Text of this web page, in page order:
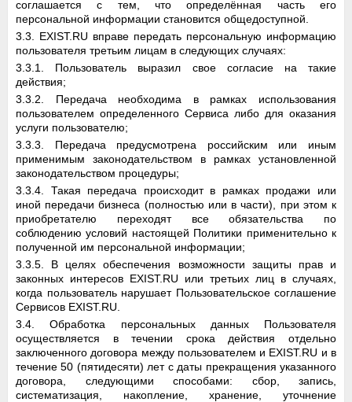
соглашается с тем, что определённая часть его
персональной информации становится общедоступной.
3.3. EXIST.RU вправе передать персональную информацию
пользователя третьим лицам в следующих случаях:
3.3.1. Пользователь выразил свое согласие на такие
действия;
3.3.2. Передача необходима в рамках использования
пользователем определенного Сервиса либо для оказания
услуги пользователю;
3.3.3. Передача предусмотрена российским или иным
применимым законодательством в рамках установленной
законодательством процедуры;
3.3.4. Такая передача происходит в рамках продажи или
иной передачи бизнеса (полностью или в части), при этом к
приобретателю переходят все обязательства по
соблюдению условий настоящей Политики применительно к
полученной им персональной информации;
3.3.5. В целях обеспечения возможности защиты прав и
законных интересов EXIST.RU или третьих лиц в случаях,
когда пользователь нарушает Пользовательское соглашение
Сервисов EXIST.RU.
3.4. Обработка персональных данных Пользователя
осуществляется в течении срока действия отдельно
заключенного договора между пользователем и EXIST.RU и в
течение 50 (пятидесяти) лет с даты прекращения указанного
договора, следующими способами: сбор, запись,
систематизация, накопление, хранение, уточнение